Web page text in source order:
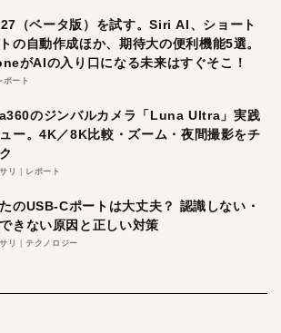
（ベータ版）を試す。Siri AI、ショート
の自動作成ほか、期待大の便利機能5選。
がAIの入り口になる未来はすぐそこ！
ポート
のジンバルカメラ「Luna Ultra」実践
ー。4K／8K比較・ズーム・夜間撮影をチ
リ レポート
のUSB-Cポートは大丈夫？ 認識しない・
きない原因と正しい対策
リ テクノロジー